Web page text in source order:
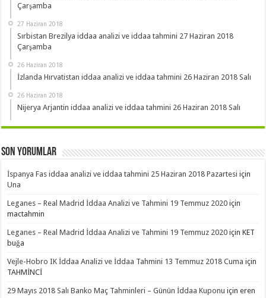
Çarşamba
27 Haziran 2018
Sırbistan Brezilya iddaa analizi ve iddaa tahmini 27 Haziran 2018
Çarşamba
26 Haziran 2018
İzlanda Hırvatistan iddaa analizi ve iddaa tahmini 26 Haziran 2018 Salı
26 Haziran 2018
Nijerya Arjantin iddaa analizi ve iddaa tahmini 26 Haziran 2018 Salı
Son Yorumlar
İspanya Fas iddaa analizi ve iddaa tahmini 25 Haziran 2018 Pazartesi için
Una
Leganes – Real Madrid İddaa Analizi ve Tahmini 19 Temmuz 2020 için
mactahmin
Leganes – Real Madrid İddaa Analizi ve Tahmini 19 Temmuz 2020 içinKET
buğa
Vejle-Hobro IK İddaa Analizi ve İddaa Tahmini 13 Temmuz 2018 Cuma için
TAHMİNCİ
29 Mayıs 2018 Salı Banko Maç Tahminleri – Günün İddaa Kuponu içineren